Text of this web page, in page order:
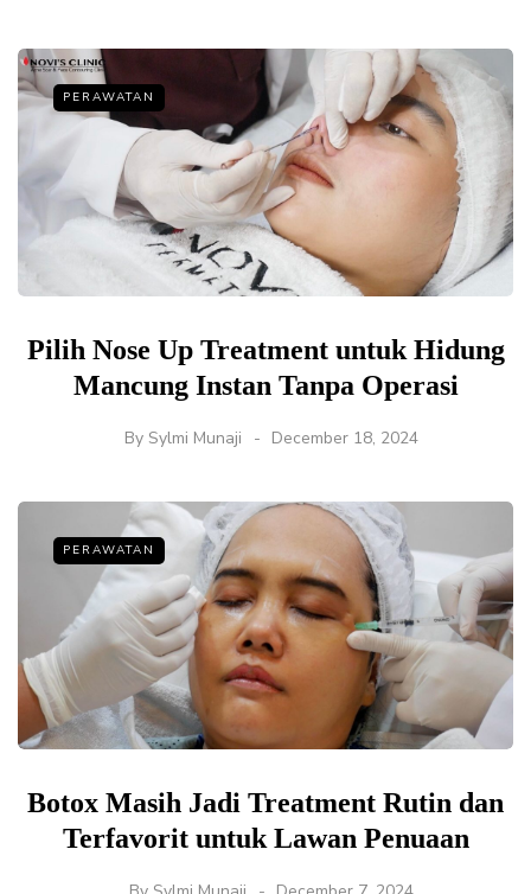
PERAWATAN
Pilih Nose Up Treatment untuk Hidung
Mancung Instan Tanpa Operasi
By Sylmi Munaji December 18, 2024
PERAWATAN
Botox Masih Jadi Treatment Rutin dan
Terfavorit untuk Lawan Penuaan